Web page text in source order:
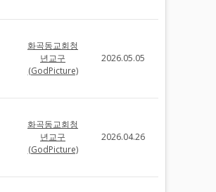
화곡동교회청
년교구
(GodPicture)
2026.05.05
화곡동교회청
년교구
(GodPicture)
2026.04.26